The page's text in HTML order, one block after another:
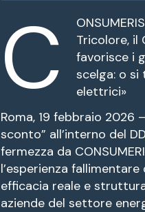
C
Tricolore, il
favorisce i
scelga: o
elettrici»
Roma, 19 febbraio 2026
sconto” all’interno del
fermezza da
l’esperienza
efficacia reale e
aziende del settore